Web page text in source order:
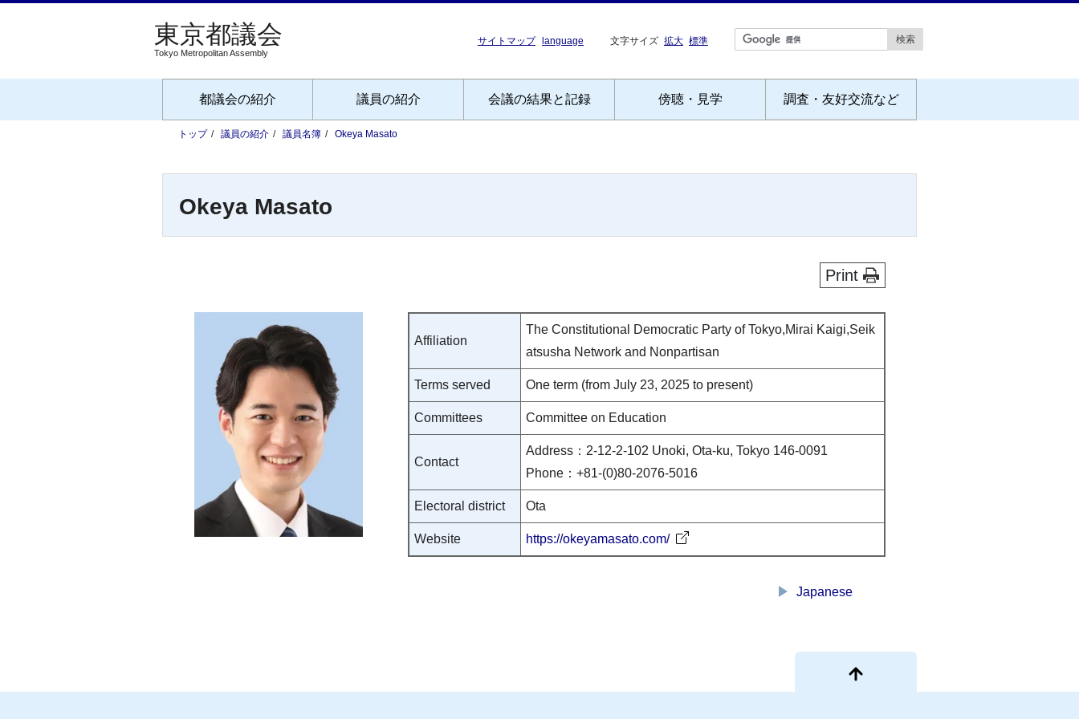
Tokyo Metropolitan Assembly
サイトマップ language 文字サイズ 拡大 標準
都議会の紹介 議員の紹介 会議の結果と記録 傍聴・見学 調査・友好交流など
トップ 議員の紹介 議員名簿 Okeya Masato
Okeya Masato
Print
Affiliation
The Constitutional Democratic Party of Tokyo,Mirai Kaigi,Seik
atsusha Network and Nonpartisan
Terms served One term (from July 23, 2025 to present)
Committees Committee on Education
Contact
Address：2-12-2-102 Unoki, Ota-ku, Tokyo 146-0091
Phone：+81-(0)80-2076-5016
Electoral district Ota
Website https://okeyamasato.com/
play_arrow Japanese